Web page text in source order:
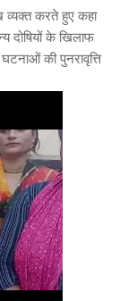
व्यक्त करते हुए कहा
दोषियों के खिलाफ
की पुनरावृत्ति